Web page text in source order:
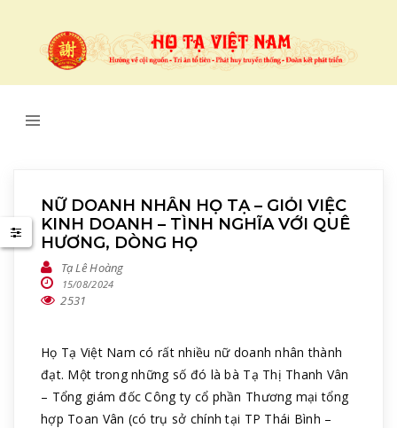
NỮ DOANH NHÂN HỌ TẠ – GIỎI VIỆC
KINH DOANH – TÌNH NGHĨA VỚI QUÊ
HƯƠNG, DÒNG HỌ
Tạ Lê Hoàng
15/08/2024
2531
Họ Tạ Việt Nam có rất nhiều nữ doanh nhân thành
đạt. Một trong những số đó là bà Tạ Thị Thanh Vân
– Tổng giám đốc Công ty cổ phần Thương mại tổng
hợp Toan Vân (có trụ sở chính tại TP Thái Bình –